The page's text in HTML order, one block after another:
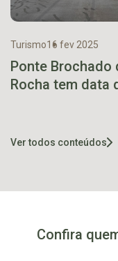
Turismo16 fev 2025
Ponte Brochado
Rocha tem data
Ver todos conteúdos
Confira